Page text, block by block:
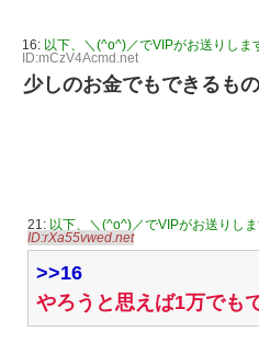
16: 以下、＼(^o^)／でVIPがお送りしま
ID:mCzV4Acmd.net
少しのお金でもできるも
21: 以下、＼(^o^)／でVIPがお送りし
ID:rXa55vwed.net
>>16
やろうと思えば1万でも